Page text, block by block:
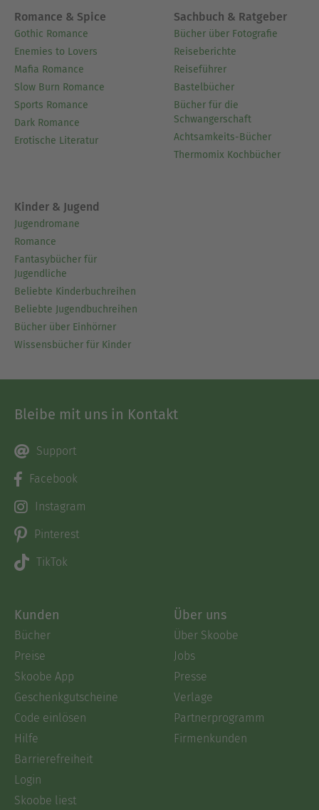
Romance & Spice
Gothic Romance
Enemies to Lovers
Mafia Romance
Slow Burn Romance
Sports Romance
Dark Romance
Erotische Literatur
Sachbuch & Ratgeber
Bücher über Fotografie
Reiseberichte
Reiseführer
Bastelbücher
Bücher für die
Schwangerschaft
Achtsamkeits-Bücher
Thermomix Kochbücher
Kinder & Jugend
Jugendromane
Romance
Fantasybücher für
Jugendliche
Beliebte Kinderbuchreihen
Beliebte Jugendbuchreihen
Bücher über Einhörner
Wissensbücher für Kinder
Bleibe mit uns in Kontakt
Support
Facebook
Instagram
Pinterest
TikTok
Kunden
Bücher
Preise
Skoobe App
Geschenkgutscheine
Code einlösen
Hilfe
Barrierefreiheit
Login
Skoobe liest
Über uns
Über Skoobe
Jobs
Presse
Verlage
Partnerprogramm
Firmenkunden